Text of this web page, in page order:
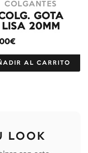
COLGANTES
GOTA
LISA 20MM
AL CARRITO
LOOK